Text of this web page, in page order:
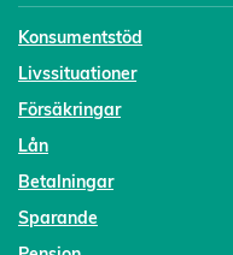
Konsumentstöd
Livssituationer
Försäkringar
Lån
Betalningar
Sparande